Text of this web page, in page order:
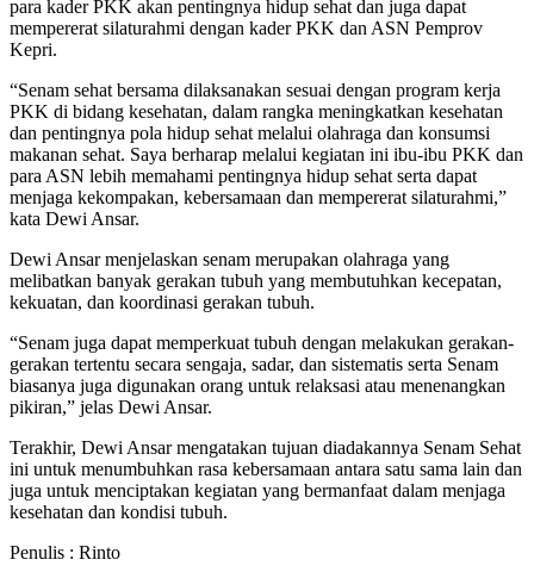
para kader PKK akan pentingnya hidup sehat dan juga dapat
mempererat silaturahmi dengan kader PKK dan ASN Pemprov
Kepri.
“Senam sehat bersama dilaksanakan sesuai dengan program kerja
PKK di bidang kesehatan, dalam rangka meningkatkan kesehatan
dan pentingnya pola hidup sehat melalui olahraga dan konsumsi
makanan sehat. Saya berharap melalui kegiatan ini ibu-ibu PKK dan
para ASN lebih memahami pentingnya hidup sehat serta dapat
menjaga kekompakan, kebersamaan dan mempererat silaturahmi,”
kata Dewi Ansar.
Dewi Ansar menjelaskan senam merupakan olahraga yang
melibatkan banyak gerakan tubuh yang membutuhkan kecepatan,
kekuatan, dan koordinasi gerakan tubuh.
“Senam juga dapat memperkuat tubuh dengan melakukan gerakan-
gerakan tertentu secara sengaja, sadar, dan sistematis serta Senam
biasanya juga digunakan orang untuk relaksasi atau menenangkan
pikiran,” jelas Dewi Ansar.
Terakhir, Dewi Ansar mengatakan tujuan diadakannya Senam Sehat
ini untuk menumbuhkan rasa kebersamaan antara satu sama lain dan
juga untuk menciptakan kegiatan yang bermanfaat dalam menjaga
kesehatan dan kondisi tubuh.
Penulis : Rinto